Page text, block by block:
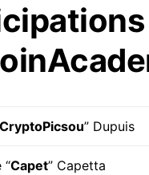
CryptoPicsou” Dupuis
“Capet” Capetta